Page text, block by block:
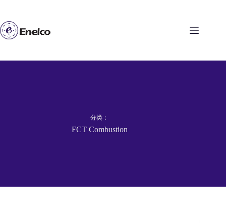
内
容
分类：
FCT Combustion